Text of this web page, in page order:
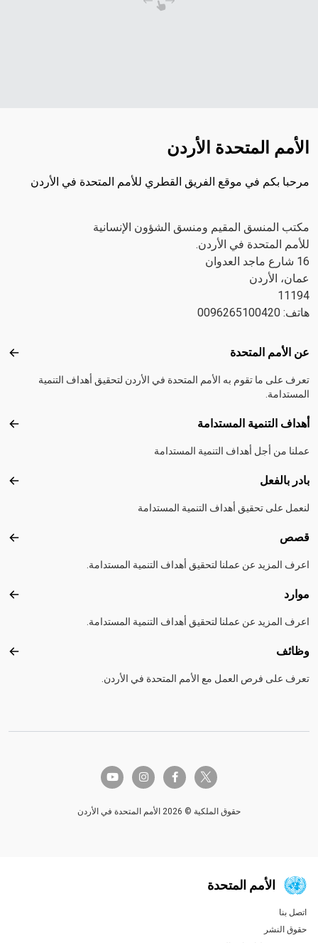
الأمم المتحدة الأردن
مرحبا بكم في موقع الفريق القطري للأمم المتحدة في الأردن
مكتب المنسق المقيم ومنسق الشؤون الإنسانية
للأمم المتحدة في الأردن.
16 شارع ماجد العدوان
عمان، الأردن
11194
هاتف: 0096265100420
Footer menu
عن الأمم المتحدة عن
تعرف على ما تقوم به الأمم المتحدة في الأردن لتحقيق أهداف التنمية
المستدامة.
أهداف التنمية المستدامة
عملنا من أجل أهداف التنمية المستدامة
بادر بالفعل
لنعمل على تحقيق أهداف التنمية المستدامة
قصص
اعرف المزيد عن عملنا لتحقيق أهداف التنمية المستدامة.
موارد
اعرف المزيد عن عملنا لتحقيق أهداف التنمية المستدامة.
وظائف
تعرف على فرص العمل مع الأمم المتحدة في الأردن.
twitter-x
facebook-f
instagram
youtube
حقوق الملكية © 2026 الأمم المتحدة في الأردن
الأمم المتحدة
Global U.N. menu
اتصل بنا
حقوق النشر